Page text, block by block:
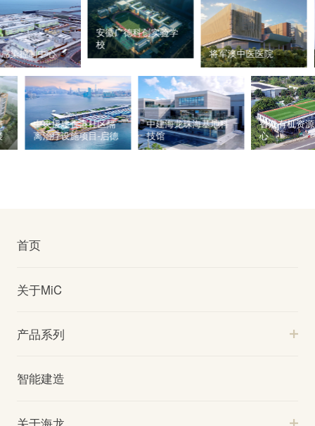
中心
安徽广德科创实验学
校
将军澳中医医院
山
驿站
香港
心
中建海龙珠海基地科
技馆
中央援建香港社区隔
离治疗设施项目-启德
区特
大楼
首页
关于MiC
产品系列
智能建造